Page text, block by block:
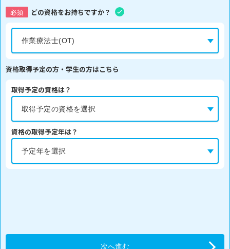
必須 どの資格をお持ちですか？
資格取得予定の方・学生の方はこちら
取得予定の資格は？
資格の取得予定年は？